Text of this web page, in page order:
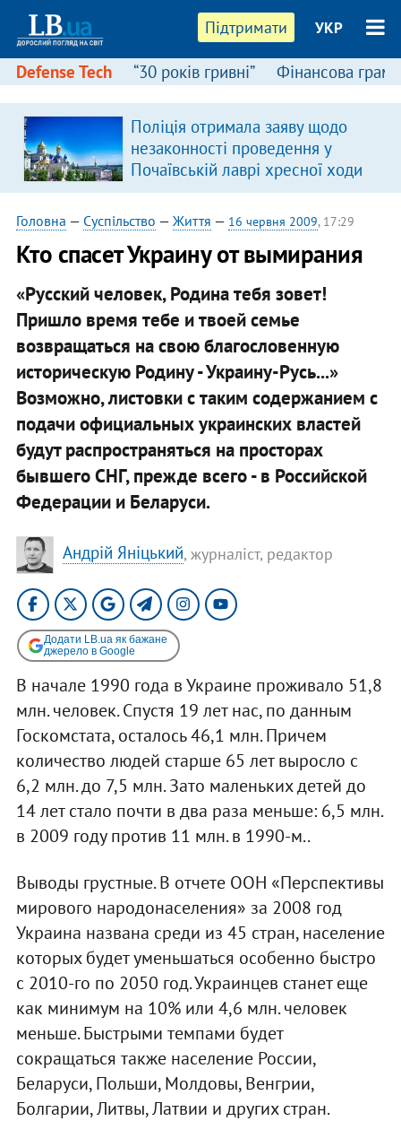
Підтримати УКР
Defense Tech “30 років гривні” Фінансова
Поліція отримала заяву щодо
незаконності проведення у
Почаївській лаврі хресної ходи
Головна — Суспільство — Життя — 16 червня 2009, 17:29
Кто спасет Украину от вымирания
«Русский человек, Родина тебя зовет!
Пришло время тебе и твоей семье
возвращаться на свою благословенную
историческую Родину - Украину-Русь...»
Возможно, листовки с таким содержанием с
подачи официальных украинских властей
будут распространяться на просторах
бывшего СНГ, прежде всего - в Российской
Федерации и Беларуси.
Андрій Яніцький, журналіст, редактор
Додати LB.ua як бажане
джерело в Google
В начале 1990 года в Украине проживало 51,8
млн. человек. Спустя 19 лет нас, по данным
Госкомстата, осталось 46,1 млн. Причем
количество людей старше 65 лет выросло с
6,2 млн. до 7,5 млн. Зато маленьких детей до
14 лет стало почти в два раза меньше: 6,5 млн.
в 2009 году против 11 млн. в 1990-м..
Выводы грустные. В отчете ООН «Перспективы
мирового народонаселения» за 2008 год
Украина названа среди из 45 стран, население
которых будет уменьшаться особенно быстро
с 2010-го по 2050 год. Украинцев станет еще
как минимум на 10% или 4,6 млн. человек
меньше. Быстрыми темпами будет
сокращаться также население России,
Беларуси, Польши, Молдовы, Венгрии,
Болгарии, Литвы, Латвии и других стран.